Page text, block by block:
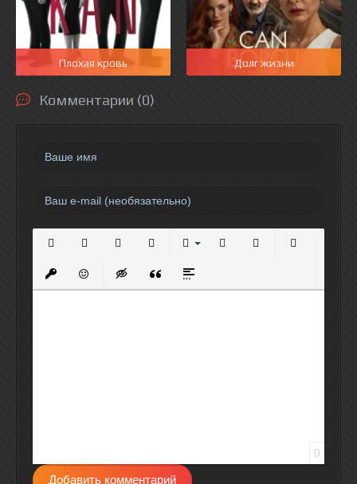
Плохая кровь Долг жизни
Комментарии (0)
Вставить защищенную ссылку
Вставить смайлик
Вставка скрытого текста
Вставка цитаты
Вставка спойлера
0
Добавить комментарий